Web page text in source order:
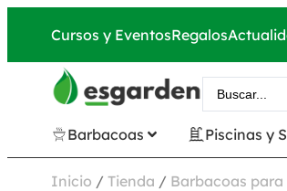
Cursos y EventosRegalos
Barbacoas Piscinas y
Inicio / Tienda / Barbacoas para